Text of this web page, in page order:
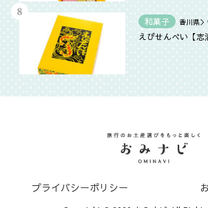
和菓子 香川県
えびせんべい【志
プライバシーポリシー